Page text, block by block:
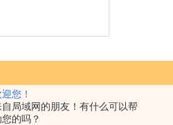
您！
自局域网的朋友！有什么可以帮
您的吗？